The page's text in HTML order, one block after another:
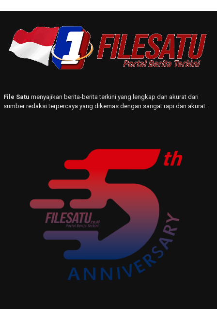
File Satu menyajikan berita-berita terkini yang lengkap dan akurat dari
sumber redaksi terpercaya yang dikemas dengan sangat rapi dan akurat.